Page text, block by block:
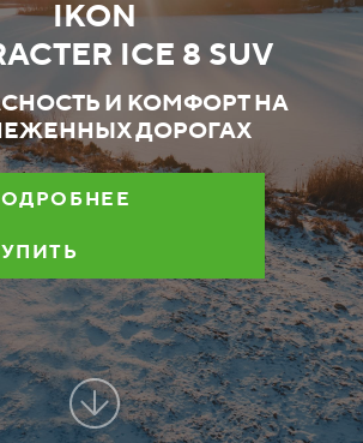
IKON
ICE 8 SUV
И КОМФОРТ НА
ДОРОГАХ